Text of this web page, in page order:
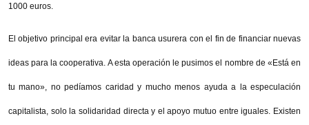
1000 euros.
El objetivo principal era evitar la banca usurera con el fin de financiar nuevas
ideas para la cooperativa. A esta operación le pusimos el nombre de «Está en
tu mano», no pedíamos caridad y mucho menos ayuda a la especulación
capitalista, solo la solidaridad directa y el apoyo mutuo entre iguales. Existen